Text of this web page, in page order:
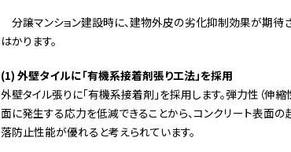
分譲マンション建設時に、建物外皮の劣化抑制効果が期待
はかります。
(1) 外壁タイルに「有機系接着剤張り工法」を採用
外壁タイル張りに「有機系接着剤」を採用します。弾力性（伸
面に発生する応力を低減できることから、コンクリート表面
落防止性能が優れると考えられています。